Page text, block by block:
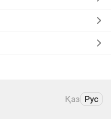
Қаз Рус